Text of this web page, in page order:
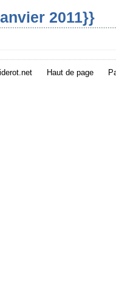
2011}}
Haut de page